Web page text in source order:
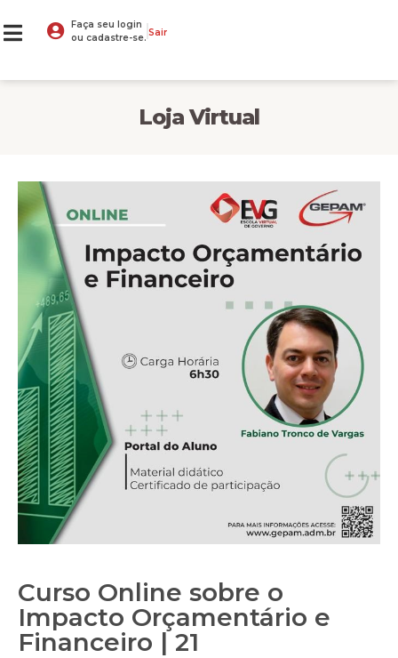
Faça seu login
ou cadastre-se. Sair
Loja Virtual
Curso Online sobre o
Impacto Orçamentário e
Financeiro | 21